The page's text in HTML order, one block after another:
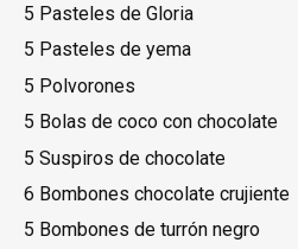
5 Pasteles de Gloria
5 Pasteles de yema
5 Polvorones
5 Bolas de coco con chocolate
5 Suspiros de chocolate
6 Bombones chocolate crujiente
5 Bombones de turrón negro